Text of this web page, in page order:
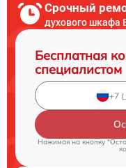
Срочный
духового шкафа
Бесплатная
специалистом
Нажимая на кнопку